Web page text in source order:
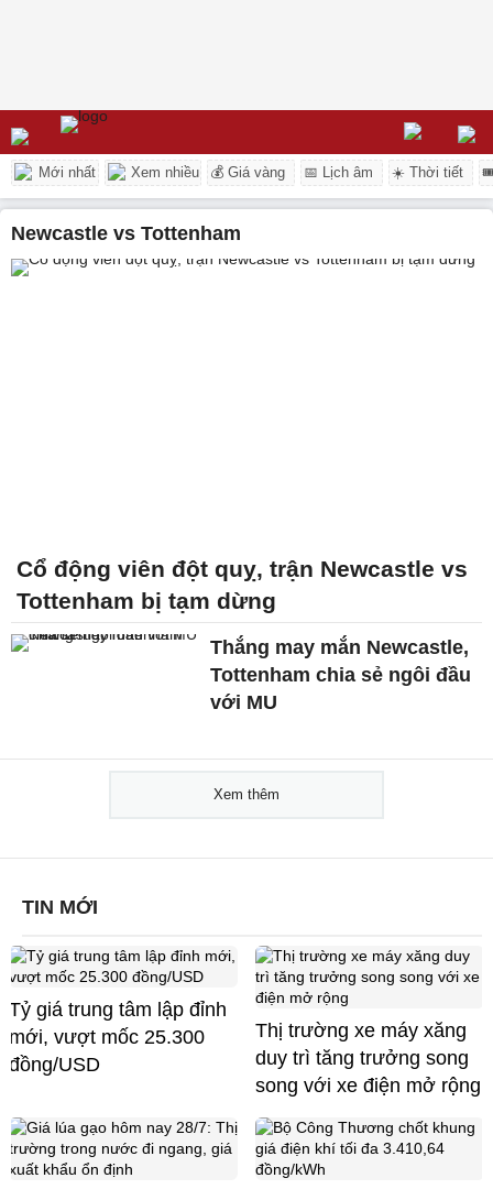
Mới nhất Xem nhiều 💰 Giá vàng 📅 Lịch âm ☀️ Thời tiết
Newcastle vs Tottenham
Cổ động viên đột quỵ, trận Newcastle vs
Tottenham bị tạm dừng
Thắng may mắn Newcastle,
Tottenham chia sẻ ngôi đầu
với MU
Xem thêm
TIN MỚI
Tỷ giá trung tâm lập đỉnh
mới, vượt mốc 25.300
đồng/USD
Thị trường xe máy xăng
duy trì tăng trưởng song
song với xe điện mở rộng